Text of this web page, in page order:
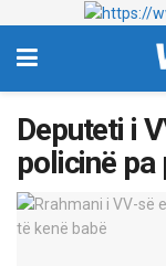
Deputeti i
policinë pa